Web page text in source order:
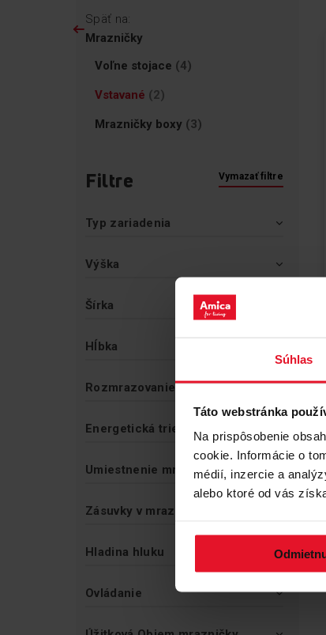
Súhlas
Táto webstránka
Na prispôsobenie
cookie. Informácie o
médií, inzercie a
alebo ktoré od vás
Späť na:
Mrazničky
Voľne stojace
4
Položky
Vstavané 2
Položky
Mrazničky boxy 3
Položky
Filtre Vymazať filtre
Typ zariadenia
Výška
Šírka
Hĺbka
Rozmrazovanie
Energetická trieda
Umiestnenie mrazničky
Zásuvky v mrazničke
Hladina hluku
Ovládanie